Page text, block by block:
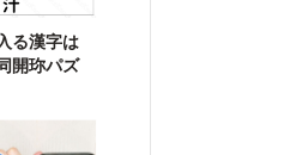
る漢字は
開珎パズ